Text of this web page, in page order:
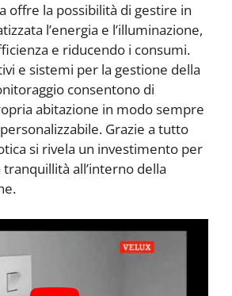
offre la possibilità di gestire in
l’energia e l’illuminazione,
e riducendo i consumi.
e sistemi per la gestione della
consentono di
abitazione in modo sempre
Grazie a tutto
si rivela un investimento per
all’interno della